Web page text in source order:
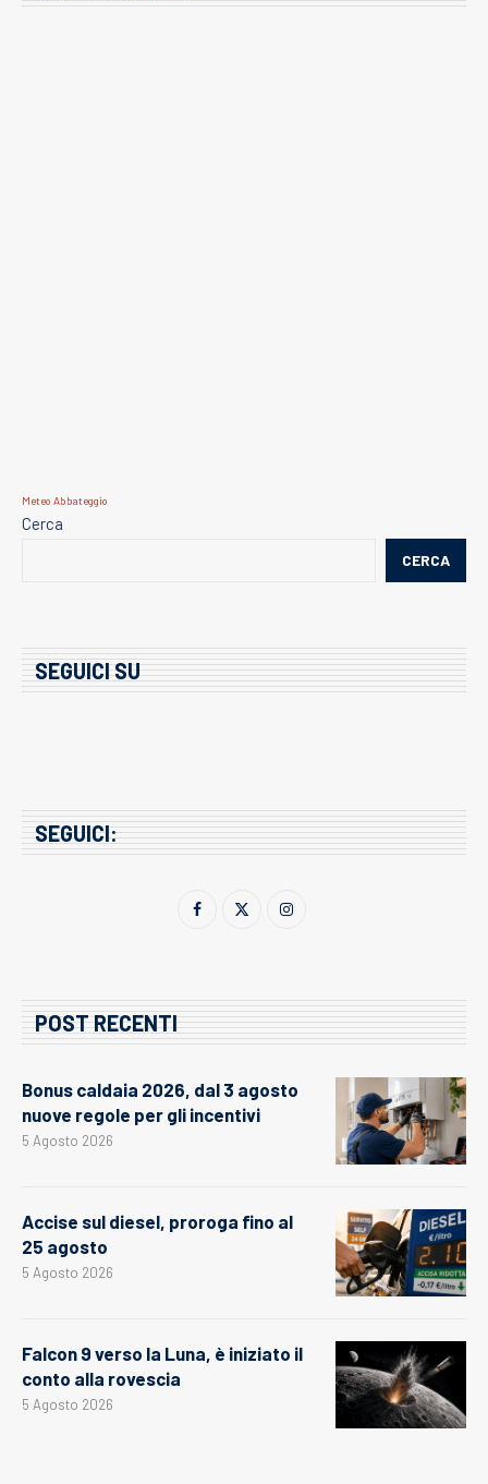
Meteo Abbateggio
Cerca
CERCA
SEGUICI SU
SEGUICI:
POST RECENTI
Bonus caldaia 2026, dal 3 agosto
nuove regole per gli incentivi
5 Agosto 2026
Accise sul diesel, proroga fino al
25 agosto
5 Agosto 2026
Falcon 9 verso la Luna, è iniziato il
conto alla rovescia
5 Agosto 2026